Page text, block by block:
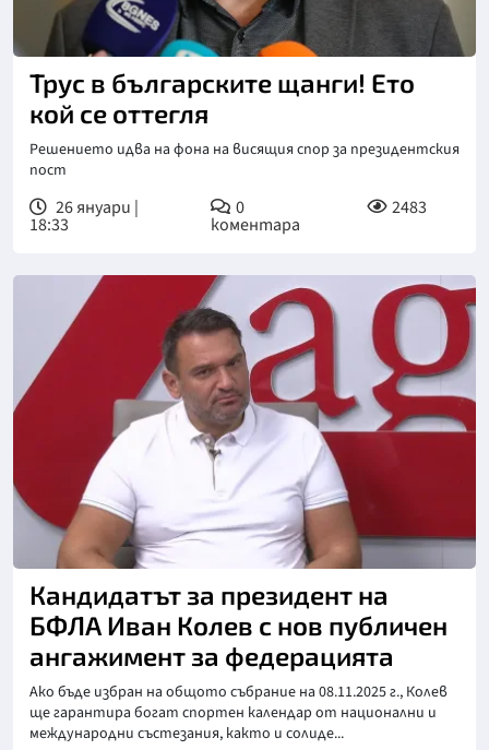
Снимка: БГНЕС
Трус в българските щанги! Ето
кой се оттегля
Решението идва на фона на висящия спор за президентския
пост
26 януари |
18:33
0
коментара
2483
Снимка: БНТ
Кандидатът за президент на
БФЛА Иван Колев с нов публичен
ангажимент за федерацията
Ако бъде избран на общото събрание на 08.11.2025 г., Колев
ще гарантира богат спортен календар от национални и
международни състезания, както и солиде...